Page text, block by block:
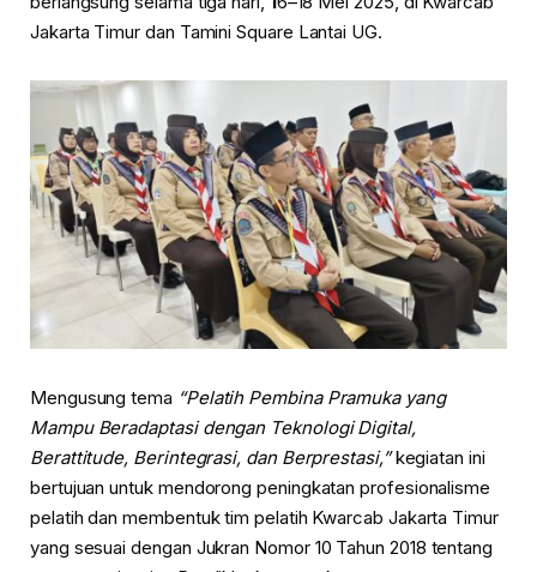
Jakarta Timur dan Tamini Square Lantai UG.
Mengusung tema “Pelatih Pembina Pramuka yang
Mampu Beradaptasi dengan Teknologi Digital,
Berattitude, Berintegrasi, dan Berprestasi,”kegiatan ini
bertujuan untuk mendorong peningkatan profesionalisme
pelatih dan membentuk tim pelatih Kwarcab Jakarta Timur
yang sesuai dengan Jukran Nomor 10 Tahun 2018 tentang